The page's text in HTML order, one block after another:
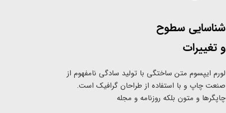
شناسایی سطوح
و تغییرات
لورم ایپسوم متن ساختگی با تولید سادگی نامفهوم از
صنعت چاپ و با استفاده از طراحان گرافیک است.
چاپگرها و متون بلکه روزنامه و مجله